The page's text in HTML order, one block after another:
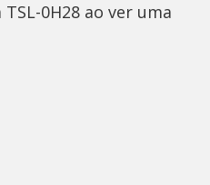
0H28 ao ver uma